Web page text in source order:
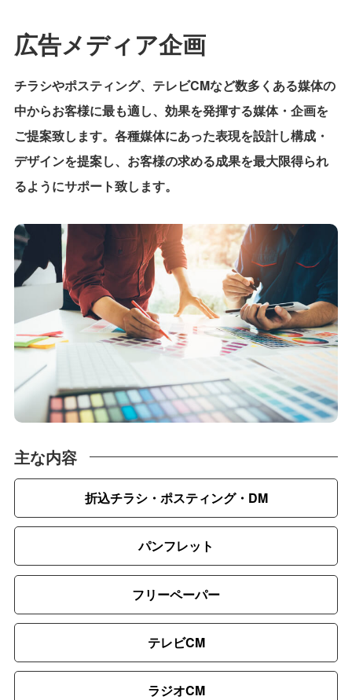
広告メディア企画
チラシやポスティング、テレビCMなど数多くある媒体の
中からお客様に最も適し、効果を発揮する媒体・企画を
ご提案致します。各種媒体にあった表現を設計し構成・
デザインを提案し、お客様の求める成果を最大限得られ
るようにサポート致します。
主な内容
折込チラシ・ポスティング・DM
パンフレット
フリーペーパー
テレビCM
ラジオCM